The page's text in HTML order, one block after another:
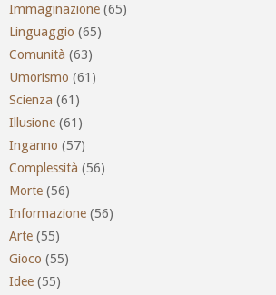
Immaginazione (65)
Linguaggio (65)
Comunità (63)
Umorismo (61)
Scienza (61)
Illusione (61)
Inganno (57)
Complessità (56)
Morte (56)
Informazione (56)
Arte (55)
Gioco (55)
Idee (55)